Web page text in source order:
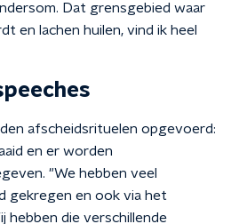
Dat grensgebied waar
en lachen huilen, vind ik heel
afscheidsrituelen opgevoerd:
en er worden
"We hebben veel
gekregen en ook via het
hebben die verschillende